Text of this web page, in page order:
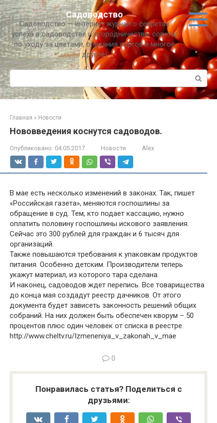
Перейти
к
контенту
Садоводство
Садоводство — интернет журнал о секретах
успеха в садоводстве и огородничестве, советы
по уходу за цветами, описания сортов и многое
другое!
Поиск:
Главная » Новости
Нововведения коснутся садоводов.
Опубликовано: 04.05.2017 Новости Alex
В мае есть несколько изменений в законах. Так, пишет
«Российская газета», меняются госпошлины за
обращение в суд. Тем, кто подает кассацию, нужно
оплатить половину госпошлины искового заявления.
Сейчас это 300 рублей для граждан и 6 тысяч для
организаций.
Также повышаются требования к упаковкам продуктов
питания. Особенно детским. Производители теперь
укажут материал, из которого тара сделана.
И наконец, садоводов ждет перепись. Все товарищества
до конца мая создадут реестр дачников. От этого
документа будет зависеть законность решений общих
собраний. На них должен быть обеспечен кворум – 50
процентов плюс один человек от списка в реестре.
http://www.cheltv.ru/Izmeneniya_v_zakonah_v_mae
0
Понравилась статья? Поделиться с
друзьями: